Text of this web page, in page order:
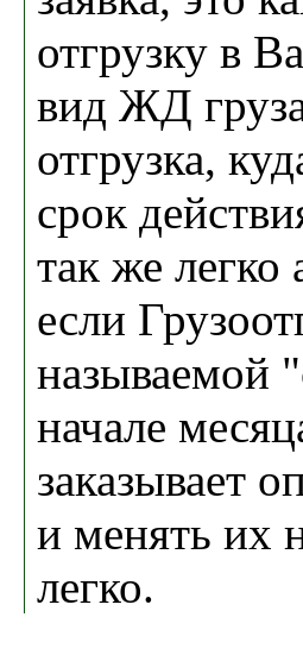
отгрузку в
вид ЖД
отгрузка,
срок
так же легко
если
называемой
начале
заказывает
и менять их
легко.